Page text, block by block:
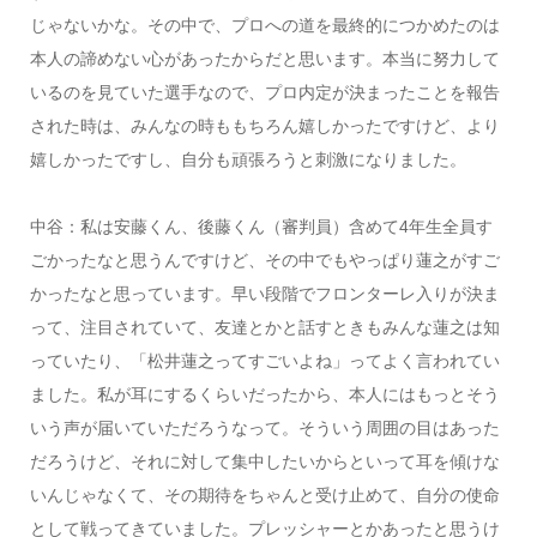
じゃないかな。その中で、プロへの道を最終的につかめたのは
本人の諦めない心があったからだと思います。本当に努力して
いるのを見ていた選手なので、プロ内定が決まったことを報告
された時は、みんなの時ももちろん嬉しかったですけど、より
嬉しかったですし、自分も頑張ろうと刺激になりました。
中谷：私は安藤くん、後藤くん（審判員）含めて4年生全員す
ごかったなと思うんですけど、その中でもやっぱり蓮之がすご
かったなと思っています。早い段階でフロンターレ入りが決ま
って、注目されていて、友達とかと話すときもみんな蓮之は知
っていたり、「松井蓮之ってすごいよね」ってよく言われてい
ました。私が耳にするくらいだったから、本人にはもっとそう
いう声が届いていただろうなって。そういう周囲の目はあった
だろうけど、それに対して集中したいからといって耳を傾けな
いんじゃなくて、その期待をちゃんと受け止めて、自分の使命
として戦ってきていました。プレッシャーとかあったと思うけ